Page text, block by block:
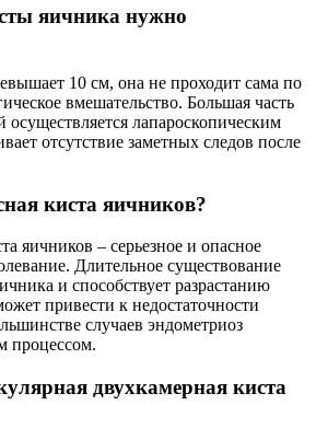
яичника нужно
10 см, она не проходит сама по
вмешательство. Большая часть
лапароскопическим
отсутствие заметных следов после
киста яичников?
яичников – серьезное и опасное
Длительное существование
и способствует разрастанию
привести к недостаточности
случаев эндометриоз
процессом.
двухкамерная киста